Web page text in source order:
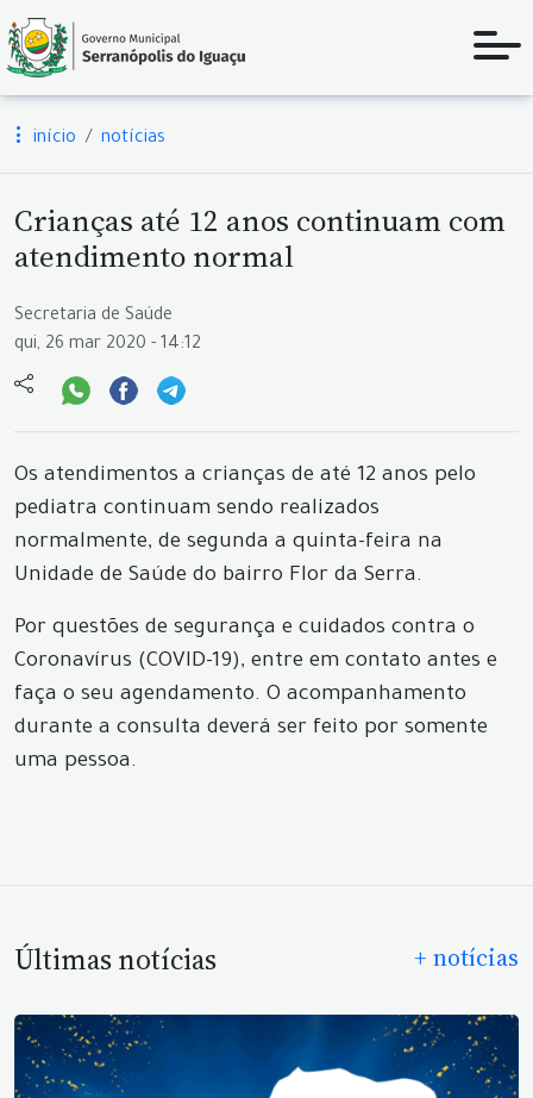
início notícias
Crianças até 12 anos continuam com
atendimento normal
Secretaria de Saúde
qui, 26 mar 2020 - 14:12
Os atendimentos a crianças de até 12 anos pelo
pediatra continuam sendo realizados
normalmente, de segunda a quinta-feira na
Unidade de Saúde do bairro Flor da Serra.
Por questões de segurança e cuidados contra o
Coronavírus (COVID-19), entre em contato antes e
faça o seu agendamento. O acompanhamento
durante a consulta deverá ser feito por somente
uma pessoa.
Últimas notícias + notícias